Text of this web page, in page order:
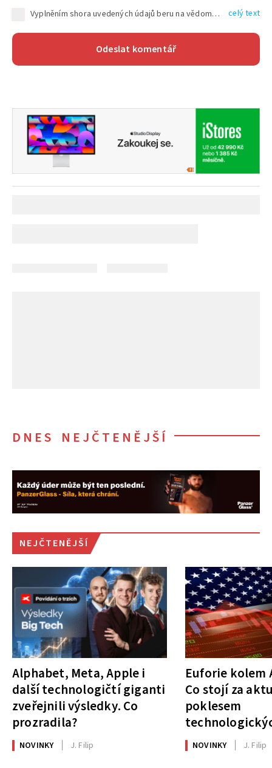
Vyplněním shora uvedených údajů beru na vědomí, že společnost TEXT FACTORY s.r.o., sídlem Brno, Durďákova 336/29, Černá Pole, PSČ: 613 00, IČ: 06157831, zapsané u Krajského soudu v Brně, oddíl C, vložka 100399, bude zpracovávat mé osobní údaje uvedené v rámci mnou vyplněného registračního formuláře na základě oprávněných zájmů TEXT FACTORY s.r.o. dle čl. 6 odst. 1 písm. f) GDPR a pro splnění právních povinností (čl. 6 odst. 1 písm. c) GDPR), a to pro tyto účely: nezbytnost zajistit oprávnění návštěvníka webových stránek provozovaných společností TEXT FACTORY s.r.o. přispívat aktivně ke zveřejněným článkům nebo v rámci diskusních fór a výkon práv TEXT FACTORY s.r.o. jako administrátora těchto diskusních fór. Více informací o zpracování osobních údajů a právech lze nalézt v celý text
DNES NEJČTENĚJŠÍ
NEJČTENĚJŠÍ
Alphabet, Meta, Apple i
další technologičtí giganti
zveřejnili výsledky. Co
prozradila?
NOVINKY J. Filip
Euforie kolem
Co stojí za
poklesem
NOVINKY J. Filip